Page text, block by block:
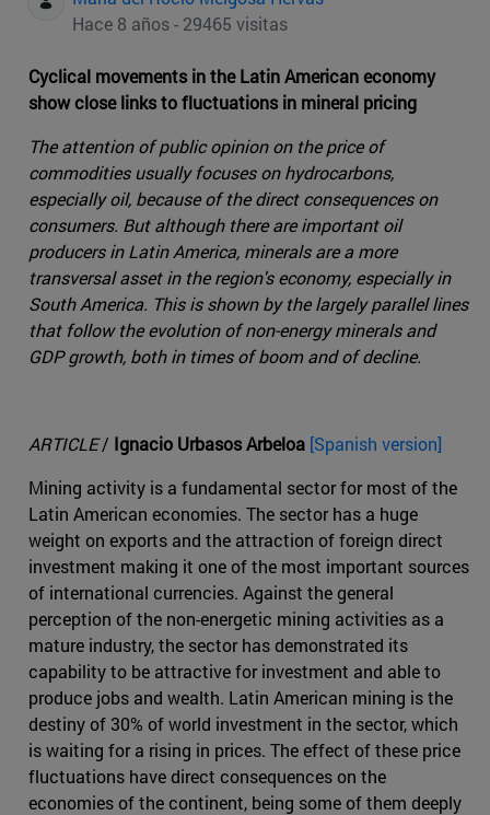
Hace 8 años - 29465 visitas
Cyclical movements in the Latin American economy
show close links to fluctuations in mineral pricing
The attention of public opinion on the price of
commodities usually focuses on hydrocarbons,
especially oil, because of the direct consequences on
consumers. But although there are important oil
producers in Latin America, minerals are a more
transversal asset in the region's economy, especially in
South America. This is shown by the largely parallel lines
that follow the evolution of non-energy minerals and
GDP growth, both in times of boom and of decline.
ARTICLE/ Ignacio Urbasos Arbeloa [Spanish version]
Mining activity is a fundamental sector for most of the
Latin American economies. The sector has a huge
weight on exports and the attraction of foreign direct
investment making it one of the most important sources
of international currencies. Against the general
perception of the non-energetic mining activities as a
mature industry, the sector has demonstrated its
capability to be attractive for investment and able to
produce jobs and wealth. Latin American mining is the
destiny of 30% of world investment in the sector, which
is waiting for a rising in prices. The effect of these price
fluctuations have direct consequences on the
economies of the continent, being some of them deeply